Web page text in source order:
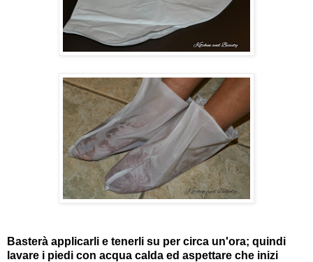
Basterà applicarli e tenerli su per circa un'ora; quindi
lavare i piedi con acqua calda ed aspettare che inizi